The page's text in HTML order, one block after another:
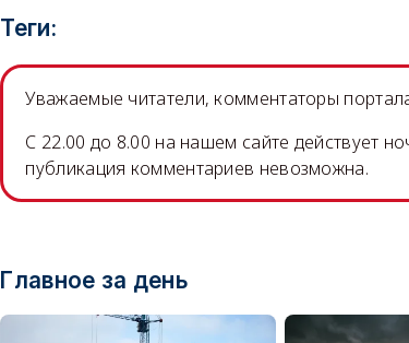
Теги:
Уважаемые читатели, комментаторы
C 22.00 до 8.00 на нашем сайте действует
публикация комментариев невозможна.
Главное за день